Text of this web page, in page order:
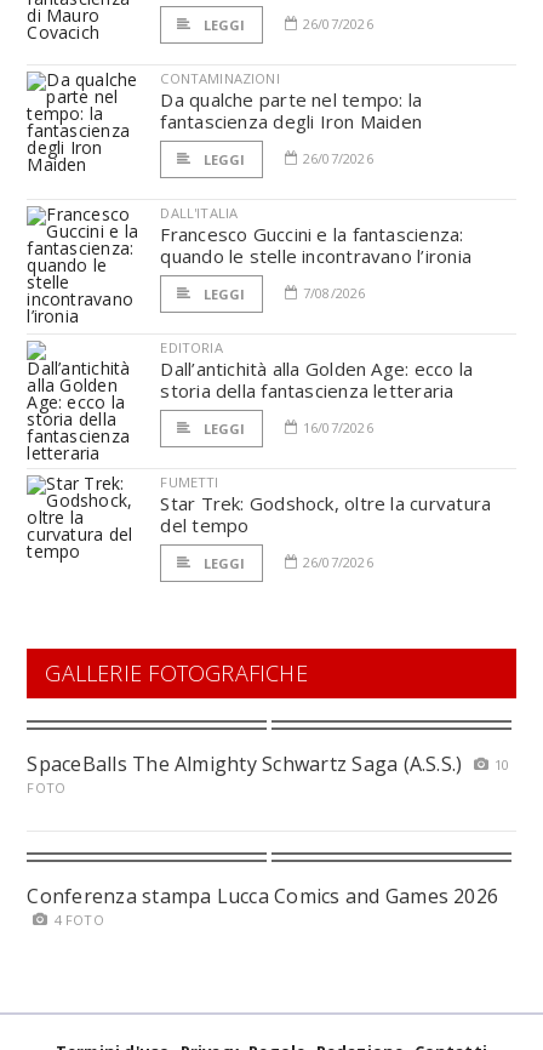
LEGGI 26/07/2026
CONTAMINAZIONI
Da qualche parte nel tempo: la
fantascienza degli Iron Maiden
LEGGI 26/07/2026
DALL'ITALIA
Francesco Guccini e la fantascienza:
quando le stelle incontravano l’ironia
LEGGI 7/08/2026
EDITORIA
Dall’antichità alla Golden Age: ecco la
storia della fantascienza letteraria
LEGGI 16/07/2026
FUMETTI
Star Trek: Godshock, oltre la curvatura
del tempo
LEGGI 26/07/2026
GALLERIE FOTOGRAFICHE
SpaceBalls The Almighty Schwartz Saga (A.S.S.)
10
FOTO
Conferenza stampa Lucca Comics and Games 2026
4 FOTO